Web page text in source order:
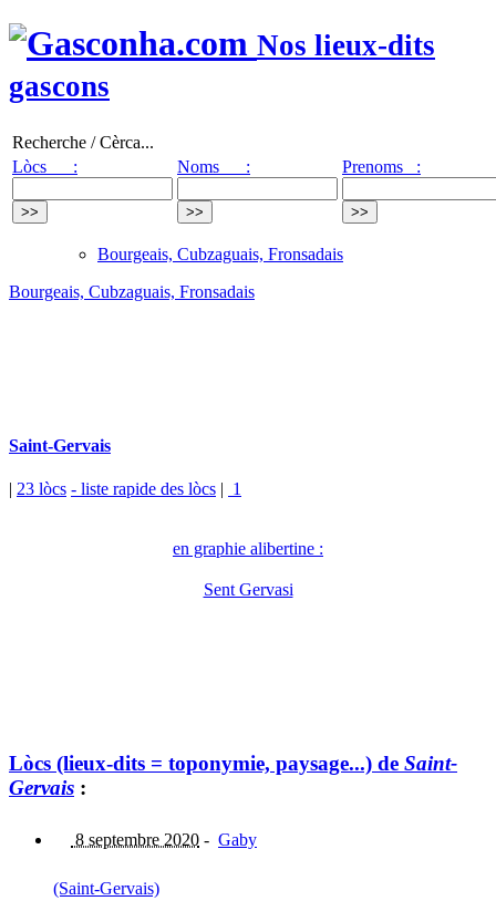
Nos lieux-dits
gascons
Recherche / Cèrca...
Lòcs :
Noms : Prenoms :
Bourgeais, Cubzaguais, Fronsadais
Bourgeais, Cubzaguais, Fronsadais
Saint-Gervais
| 23 lòcs - liste rapide des lòcs | 1
en graphie alibertine :
Sent Gervasi
Lòcs (lieux-dits = toponymie, paysage...) de Saint-
Gervais :
8 septembre 2020 - Gaby
(Saint-Gervais)